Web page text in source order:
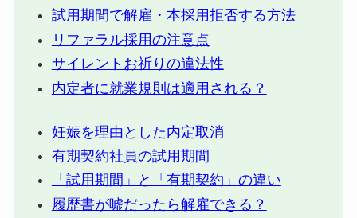
試用期間で解雇・本採用拒否する方法
リファラル採用の注意点
サイレントお祈りの違法性
内定者に就業規則は適用される？
妊娠を理由とした内定取消
有期契約社員の試用期間
「試用期間」と「有期契約」の違い
履歴書が嘘だったら解雇できる？